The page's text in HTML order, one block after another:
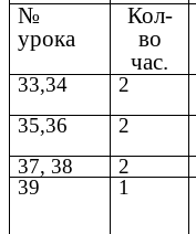
№
урока
Кол-
во
час.
33,34 2
35,36
2
37, 38
2
39
1